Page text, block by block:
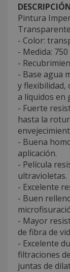
Pintura
Transparente
- Color:
- Medida: 750
-
- Base agua
y flexibilidad,
a líquidos en
- Fuerte
hasta la
- Buena
aplicación.
- Película
ultravioletas.
- Excelente
- Buen
- Mayor
de fibra de
- Excelente
filtraciones
juntas de